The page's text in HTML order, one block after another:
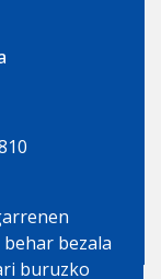
bezala
buruzko